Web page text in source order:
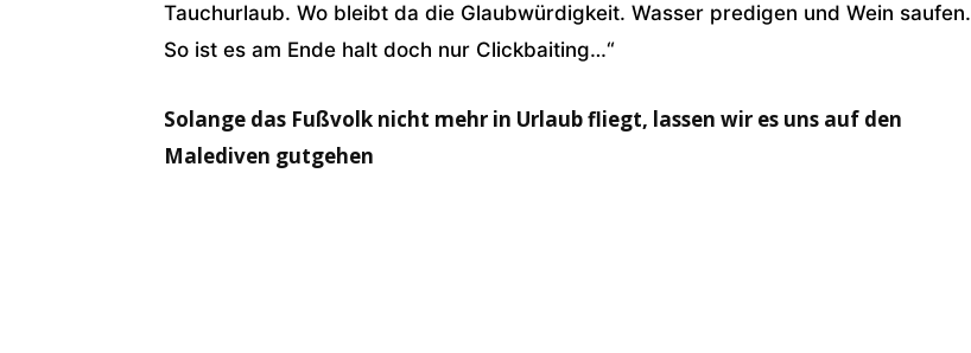
Tauchurlaub. Wo bleibt da die Glaubwürdigkeit. Wasser predigen und Wein saufen.
So ist es am Ende halt doch nur Clickbaiting…“
Solange das Fußvolk nicht mehr in Urlaub fliegt, lassen wir es uns auf den
Malediven gutgehen